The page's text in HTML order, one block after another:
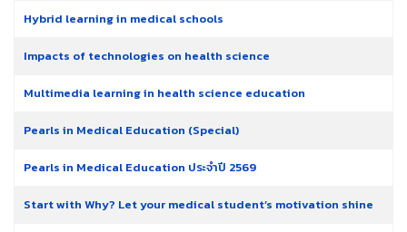
Hybrid learning in medical schools
Impacts of technologies on health science
Multimedia learning in health science education
Pearls in Medical Education (Special)
Pearls in Medical Education ประจำปี 2569
Start with Why? Let your medical student’s motivation shine